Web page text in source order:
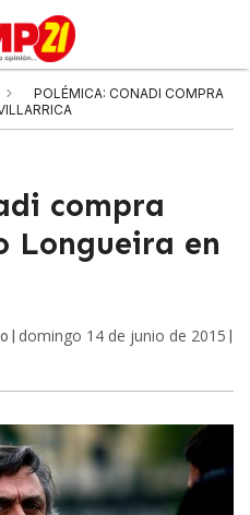
POLÉMICA: CONADI COMPRA
compra
Longueira en
| domingo 14 de junio de 2015